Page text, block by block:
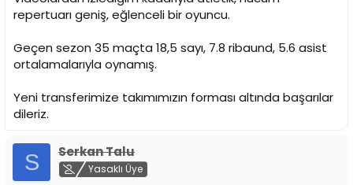
repertuarı geniş, eğlenceli bir oyuncu.
Geçen sezon 35 maçta 18,5 sayı, 7.8 ribaund, 5.6 asist
ortalamalarıyla oynamış.
Yeni transferimize takımımızın forması altında başarılar
dileriz.
S Serkan Talu
Yasaklı Üye